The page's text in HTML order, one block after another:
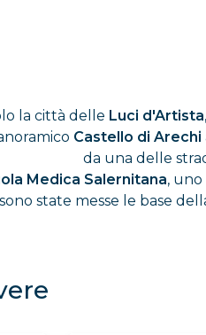
la città delle Luci d'Artista
Castello di Arechi
da una delle
Medica Salernitana,
state messe le base